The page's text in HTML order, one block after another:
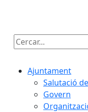
Cercar:
Ajuntament
Salutació
Govern